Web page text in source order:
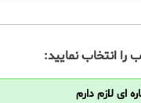
را انتخاب نمایید:
ای لازم دارم